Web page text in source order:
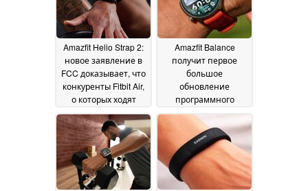
Amazfit Helio Strap 2:
новое заявление в
FCC доказывает, что
конкуренты Fitbit Air,
о которых ходят
слухи, уже на
подходе28 May 2026
Amazfit Balance
получит первое
большое
обновление
программного
обеспечения за
несколько месяцев
26 May 2026